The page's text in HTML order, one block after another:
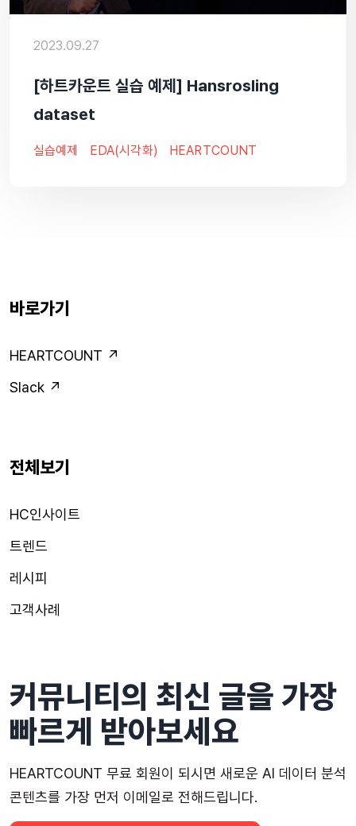
2023.09.27
[하트카운트 실습 예제] Hansrosling
dataset
실습예제 EDA(시각화) HEARTCOUNT
바로가기
HEARTCOUNT ↗
Slack ↗
전체보기
HC인사이트
트렌드
레시피
고객사례
커뮤니티의 최신 글을 가장
빠르게 받아보세요
HEARTCOUNT 무료 회원이 되시면 새로운 AI 데이터 분석
콘텐츠를 가장 먼저 이메일로 전해드립니다.